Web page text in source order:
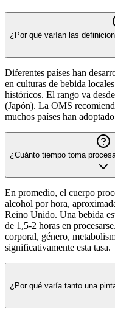
¿Por qué varían las
Diferentes países han
en culturas de bebida
históricos. El rango va
(Japón). La OMS
muchos países han
¿Cuánto tiempo toma
En promedio, el cuerpo
alcohol por hora,
Reino Unido. Una bebida
de 1,5-2 horas en
corporal, género,
significativamente esta tasa.
¿Por qué varía tanto una